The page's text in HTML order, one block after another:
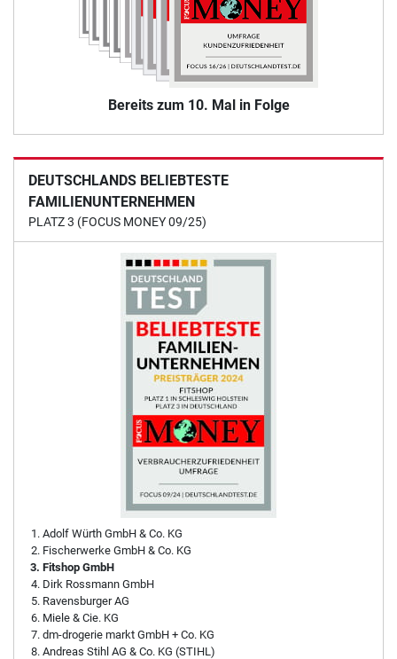
Bereits zum 10. Mal in Folge
DEUTSCHLANDS BELIEBTESTE
FAMILIENUNTERNEHMEN
PLATZ 3 (FOCUS MONEY 09/25)
Adolf Würth GmbH & Co. KG
Fischerwerke GmbH & Co. KG
Fitshop GmbH
Dirk Rossmann GmbH
Ravensburger AG
Miele & Cie. KG
dm-drogerie markt GmbH + Co. KG
Andreas Stihl AG & Co. KG (STIHL)